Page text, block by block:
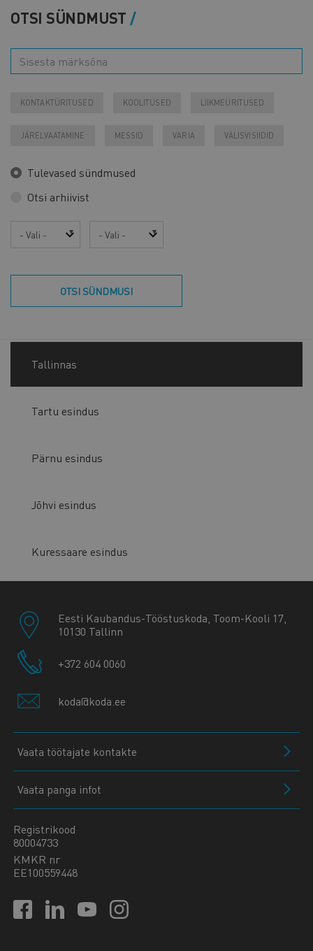
OTSI SÜNDMUST
KONTAKTÜRITUSED KOOLITUSED LIIKMEÜRITUSED
JÄRELVAATAMINE MESSID VARIA VÄLISVISIIDID
Tulevased sündmused
Otsi arhiivist
Aasta Kuu
OTSI SÜNDMUSI
Tallinnas
Tartu esindus
Pärnu esindus
Jõhvi esindus
Kuressaare esindus
Eesti Kaubandus-Tööstuskoda, Toom-Kooli 17,
10130 Tallinn
+372 604 0060
koda@koda.ee
Vaata töötajate kontakte
Vaata panga infot
Registrikood
80004733
KMKR nr
EE100559448